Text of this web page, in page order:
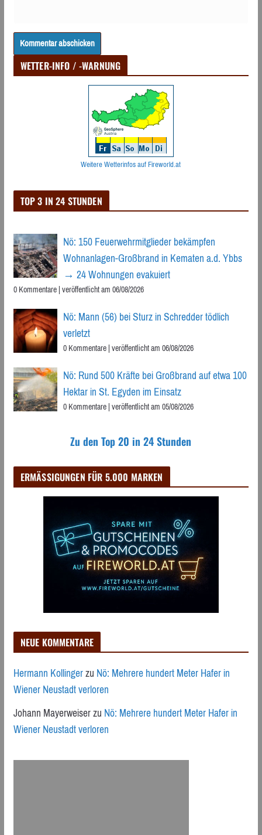
WETTER-INFO / -WARNUNG
Weitere Wetterinfos auf Fireworld.at
TOP 3 IN 24 STUNDEN
Nö: 150 Feuerwehrmitglieder bekämpfen
Wohnanlagen-Großbrand in Kematen a.d. Ybbs
→ 24 Wohnungen evakuiert
0 Kommentare|veröffentlicht am 06/08/2026
Nö: Mann (56) bei Sturz in Schredder tödlich
verletzt
0 Kommentare|veröffentlicht am 06/08/2026
Nö: Rund 500 Kräfte bei Großbrand auf etwa 100
Hektar in St. Egyden im Einsatz
0 Kommentare|veröffentlicht am 05/08/2026
Zu den Top 20 in 24 Stunden
ERMÄSSIGUNGEN FÜR 5.000 MARKEN
NEUE KOMMENTARE
Hermann KollingerzuNö: Mehrere hundert Meter Hafer in
Wiener Neustadt verloren
Johann MayerweiserzuNö: Mehrere hundert Meter Hafer in
Wiener Neustadt verloren